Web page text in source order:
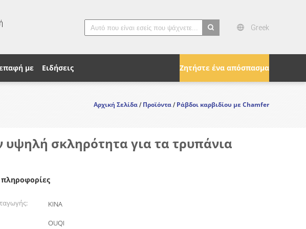
Greek
Ζητήστε ένα απόσπασμα
με Ειδήσεις
Αρχική Σελίδα /Προϊόντα/Ράβδοι καρβιδίου με Chamfer
υψηλή σκληρότητα για τα τρυπάνια
πληροφορίες
ΚΙΝΑ
OUQI